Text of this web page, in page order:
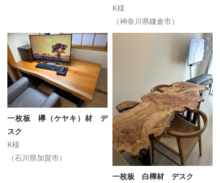
K様
（神奈川県鎌倉市）
一枚板 欅（ケヤキ）材 デ
スク
K様
（石川県加賀市）
一枚板 白樺材 デスク